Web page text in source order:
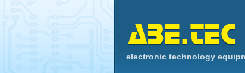
electronic technology